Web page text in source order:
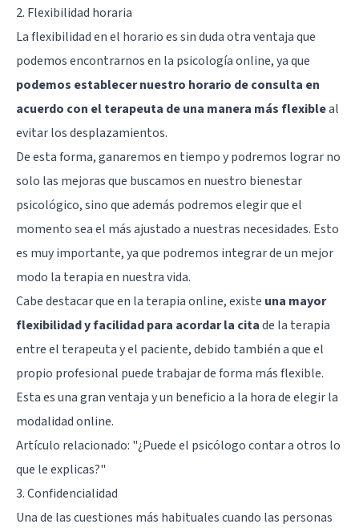
2. Flexibilidad horaria
La flexibilidad en el horario es sin duda otra ventaja que
podemos encontrarnos en la psicología online, ya que
podemos establecer nuestro horario de consulta en
acuerdo con el terapeuta de una manera más flexibleal
evitar los desplazamientos.
De esta forma, ganaremos en tiempo y podremos lograr no
solo las mejoras que buscamos en nuestro bienestar
psicológico, sino que además podremos elegir que el
momento sea el más ajustado a nuestras necesidades. Esto
es muy importante, ya que podremos integrar de un mejor
modo la terapia en nuestra vida.
Cabe destacar que en la terapia online, existe una mayor
flexibilidad y facilidad para acordar la citade la terapia
entre el terapeuta y el paciente, debido también a que el
propio profesional puede trabajar de forma más flexible.
Esta es una gran ventaja y un beneficio a la hora de elegir la
modalidad online.
Artículo relacionado: "¿Puede el psicólogo contar a otros lo
que le explicas?"
3. Confidencialidad
Una de las cuestiones más habituales cuando las personas